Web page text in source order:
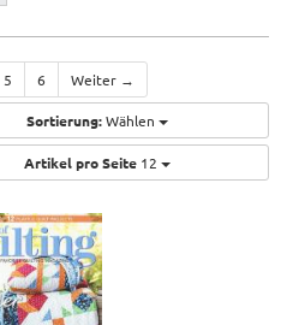
5 6 Weiter →
Sortierung: Wählen
Artikel pro Seite 12